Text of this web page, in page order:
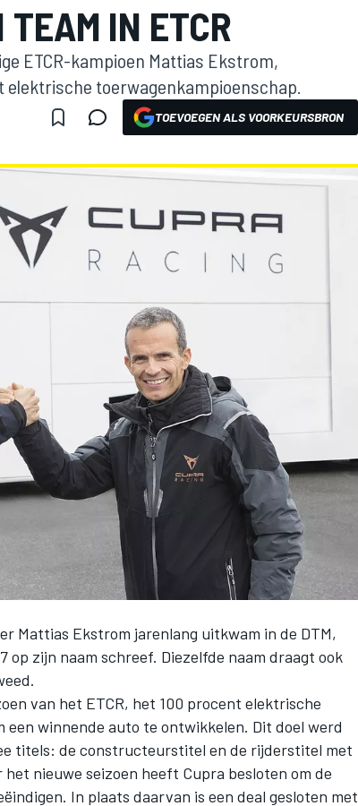
TEAM IN ETCR
ETCR-kampioen Mattias Ekstrom,
toerwagenkampioenschap.
TOEVOEGEN ALS VOORKEURSBRON
Mattias Ekstrom jarenlang uitkwam in de DTM,
op zijn naam schreef. Diezelfde naam draagt ook
van het ETCR, het 100 procent elektrische
een winnende auto te ontwikkelen. Dit doel werd
titels: de constructeurstitel en de rijderstitel met
nieuwe seizoen heeft Cupra besloten om de
In plaats daarvan is een deal gesloten met